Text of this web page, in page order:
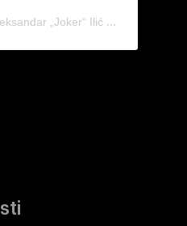
„Joker“ Ilić 🤡